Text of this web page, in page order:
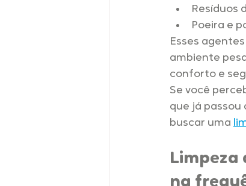
Resíduos
Poeira e
Esses
ambiente
conforto e
Se você
que já passou
buscar uma
Limpeza
na